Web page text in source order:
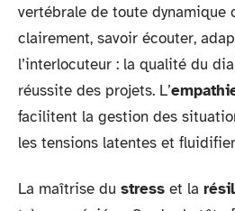
vertébrale de toute dynamique
clairement, savoir écouter,
l’interlocuteur : la qualité du
réussite des projets. L’
facilitent la gestion des
les tensions latentes et
La maîtrise du stress et la